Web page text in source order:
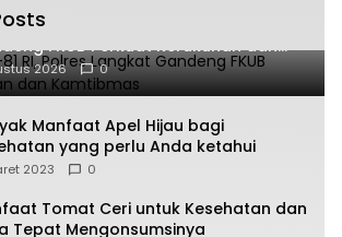
HUT Ke-81 RI, Polres Langkat
FKUB Perkuat Kerukunan dan
2026 0
Manfaat Apel Hijau bagi
yang perlu Anda ketahui
2023 0
Tomat Ceri untuk Kesehatan dan
Tepat Mengonsumsinya